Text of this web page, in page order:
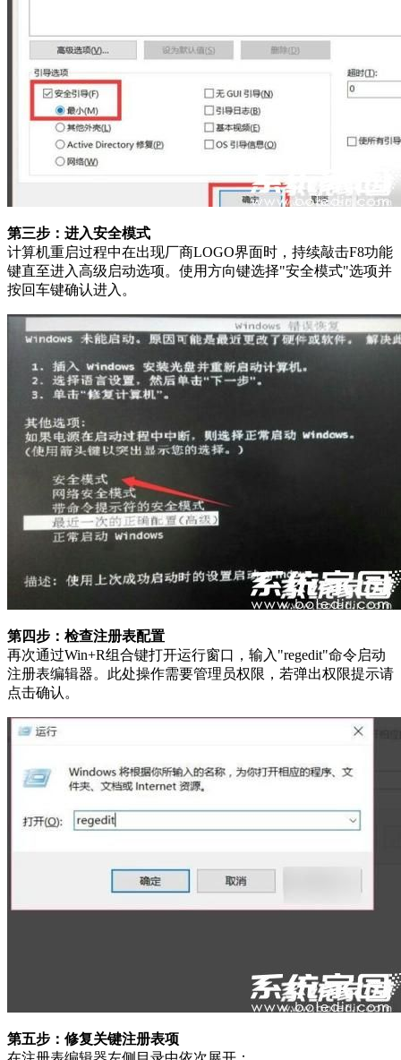
第三步：进入安全模式
计算机重启过程中在出现厂商LOGO界面时，持续敲击F8功能
键直至进入高级启动选项。使用方向键选择"安全模式"选项并
按回车键确认进入。
第四步：检查注册表配置
再次通过Win+R组合键打开运行窗口，输入"regedit"命令启动
注册表编辑器。此处操作需要管理员权限，若弹出权限提示请
点击确认。
第五步：修复关键注册表项